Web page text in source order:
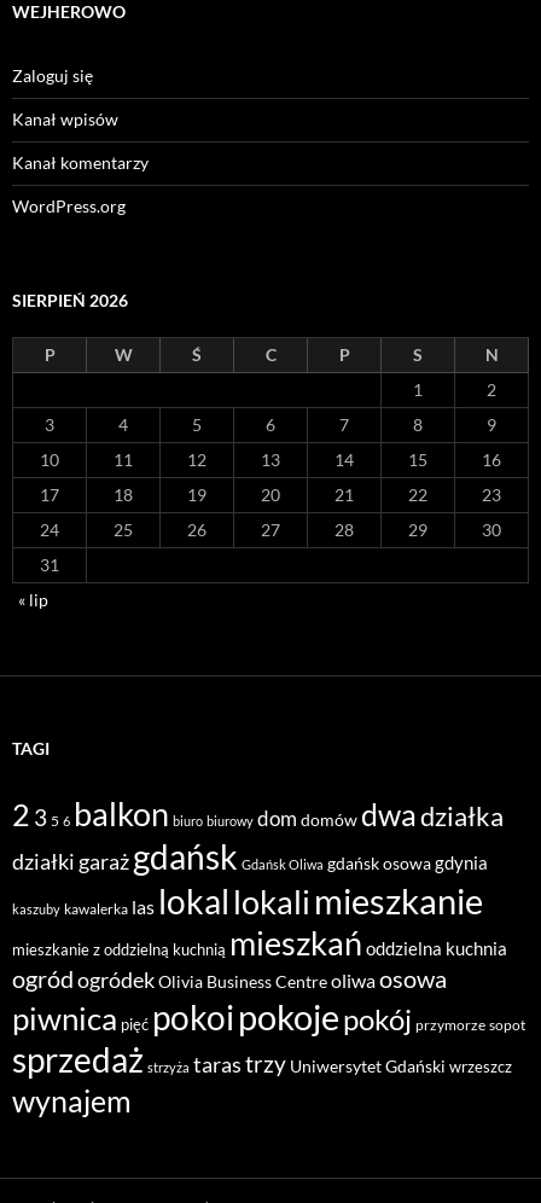
WEJHEROWO
Zaloguj się
Kanał wpisów
Kanał komentarzy
WordPress.org
SIERPIEŃ 2026
P W Ś C P S
N
1
2
3
4 5 6 7 8
9
10
11 12 13 14 15
16
17
18 19 20 21 22
23
24
25 26 27 28 29
30
31
« lip
TAGI
2 3 5 6 balkon biuro biurowy dom domów dwadziałka
działki garażgdańsk Gdańsk Oliwa gdańsk osowagdynia
kaszuby kawalerka las lokal lokalimieszkanie
mieszkanie z oddzielną kuchnią mieszkań oddzielna kuchnia
ogródogródekOlivia Business Centreoliwaosowa
piwnica pięć pokoipokojepokój przymorze sopot
sprzedaż strzyża tarastrzy Uniwersytet Gdański wrzeszcz
wynajem